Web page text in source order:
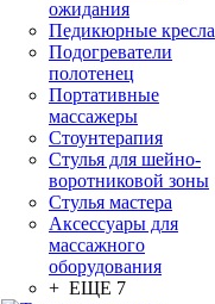
ожидания
Педикюрные кресла
Подогреватели
полотенец
Портативные
массажеры
Стоунтерапия
Стулья для шейно-
воротниковой зоны
Стулья мастера
Аксессуары для
массажного
оборудования
+ ЕЩЕ 7